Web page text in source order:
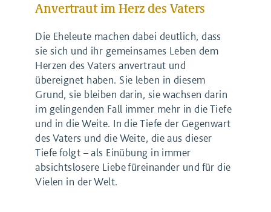
Anvertraut im Herz des Vaters
Die Eheleute machen dabei deutlich, dass
sie sich und ihr gemeinsames Leben dem
Herzen des Vaters anvertraut und
übereignet haben. Sie leben in diesem
Grund, sie bleiben darin, sie wachsen darin
im gelingenden Fall immer mehr in die Tiefe
und in die Weite. In die Tiefe der Gegenwart
des Vaters und die Weite, die aus dieser
Tiefe folgt – als Einübung in immer
absichtslosere Liebe füreinander und für die
Vielen in der Welt.